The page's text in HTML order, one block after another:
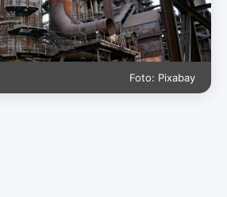
Foto: Pixabay